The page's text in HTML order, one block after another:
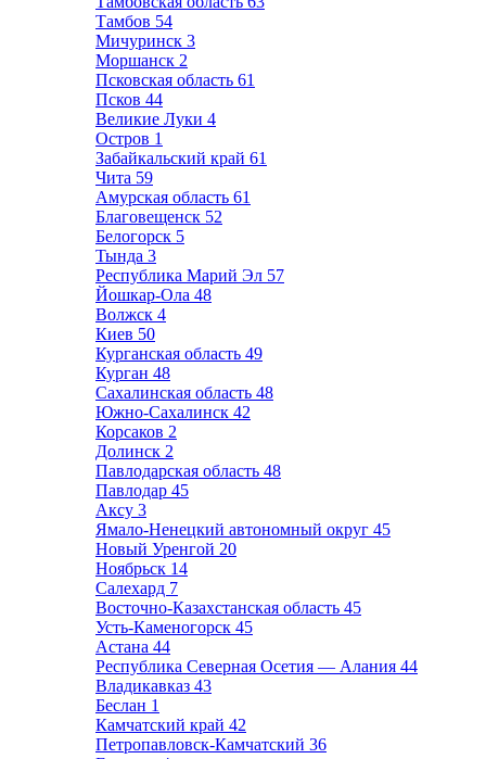
Тамбов 54
Мичуринск 3
Моршанск 2
Псковская область 61
Псков 44
Великие Луки 4
Остров 1
Забайкальский край 61
Чита 59
Амурская область 61
Благовещенск 52
Белогорск 5
Тында 3
Республика Марий Эл 57
Йошкар-Ола 48
Волжск 4
Киев 50
Курганская область 49
Курган 48
Сахалинская область 48
Южно-Сахалинск 42
Корсаков 2
Долинск 2
Павлодарская область 48
Павлодар 45
Аксу 3
Ямало-Ненецкий автономный округ 45
Новый Уренгой 20
Ноябрьск 14
Салехард 7
Восточно-Казахстанская область 45
Усть-Каменогорск 45
Астана 44
Республика Северная Осетия — Алания 44
Владикавказ 43
Беслан 1
Камчатский край 42
Петропавловск-Камчатский 36